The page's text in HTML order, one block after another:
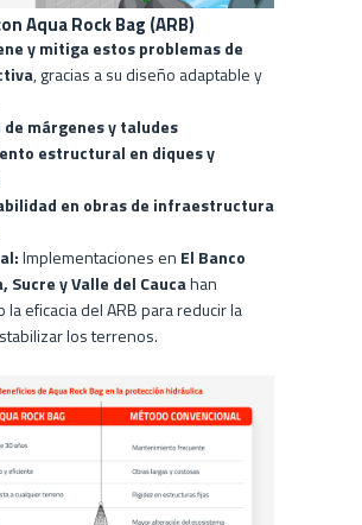
Aqua Rock Bag (ARB)
y mitiga estos problemas de
, gracias a su diseño adaptable y
márgenes y taludes
estructural en diques y
en obras de infraestructura
Implementaciones en El Banco
Sucre y Valle del Caucahan
eficacia del ARB para reducir la
los terrenos.